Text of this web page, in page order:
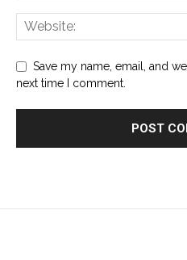
Save my name, email, and
next time I comment.